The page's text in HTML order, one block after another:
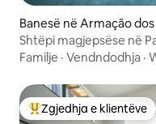
Banesë në Armação
Shtëpi magjepsëse në
Familje · Vendndodhja ·
Më të mirat e
Zgjedhja e klientëve